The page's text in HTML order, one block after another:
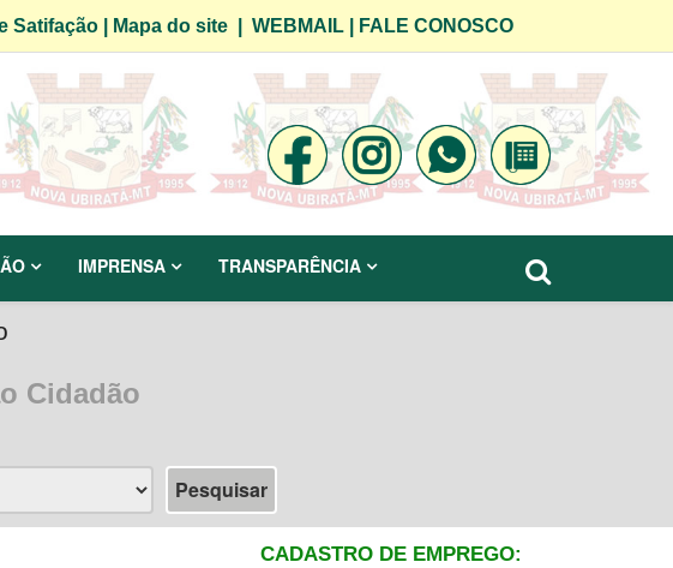
Satifação| Mapa do site| WEBMAIL| FALE CONOSCO
IMPRENSA TRANSPARÊNCIA
Cidadão
CADASTRO DE EMPREGO: